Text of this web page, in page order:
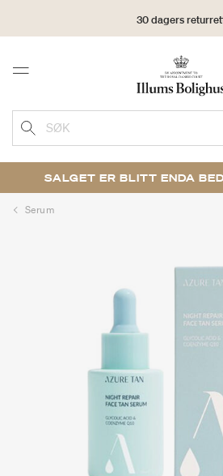
30 dagers
Menu
SØK
SALGET ER BLITT ENDA
Serum